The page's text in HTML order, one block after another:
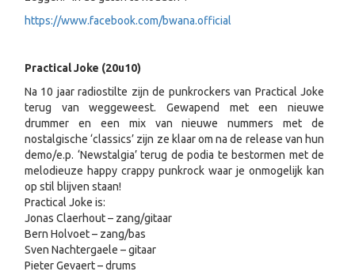
https://www.facebook.com/bwana.official
Practical Joke (20u10)
Na 10 jaar radiostilte zijn de punkrockers van Practical Joke
terug van weggeweest. Gewapend met een nieuwe
drummer en een mix van nieuwe nummers met de
nostalgische ‘classics’ zijn ze klaar om na de release van hun
demo/e.p. ‘Newstalgia’ terug de podia te bestormen met de
melodieuze happy crappy punkrock waar je onmogelijk kan
op stil blijven staan!
Practical Joke is:
Jonas Claerhout – zang/gitaar
Bern Holvoet – zang/bas
Sven Nachtergaele – gitaar
Pieter Gevaert – drums